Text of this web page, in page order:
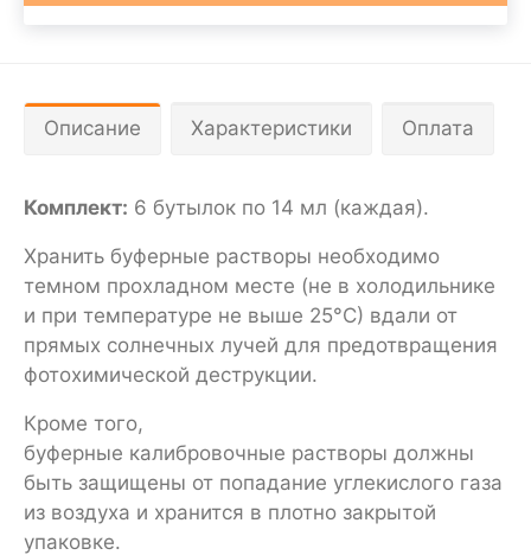
Описание Характеристики Оплата
Комплект: 6 бутылок по 14 мл (каждая).
Хранить буферные растворы необходимо
темном прохладном месте (не в холодильнике
и при температуре не выше 25°С) вдали от
прямых солнечных лучей для предотвращения
фотохимической деструкции.
Кроме того,
буферные калибровочные растворы должны
быть защищены от попадание углекислого газа
из воздуха и хранится в плотно закрытой
упаковке.